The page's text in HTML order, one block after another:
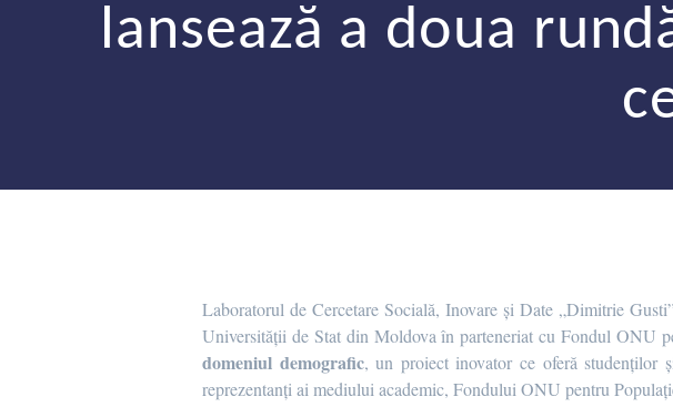
lansează a doua
Laboratorul de Cercetare Socială, Inovare și Date „Dimitrie
Universității de Stat din Moldova în parteneriat cu Fondul ONU
domeniul demografic, un proiect inovator ce oferă studenților
reprezentanți ai mediului academic, Fondului ONU pentru